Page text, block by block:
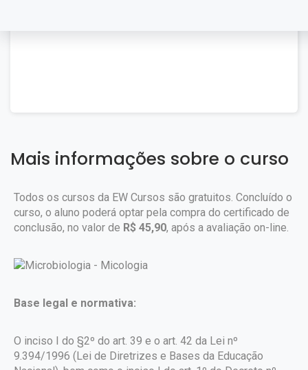
Mais informações sobre o curso
Todos os cursos da EW Cursos são gratuitos. Concluído o
curso, o aluno poderá optar pela compra do certificado de
conclusão, no valor de R$ 45,90, após a avaliação on-line.
Base legal e normativa:
O inciso I do §2º do art. 39 e o art. 42 da Lei nº
9.394/1996 (Lei de Diretrizes e Bases da Educação